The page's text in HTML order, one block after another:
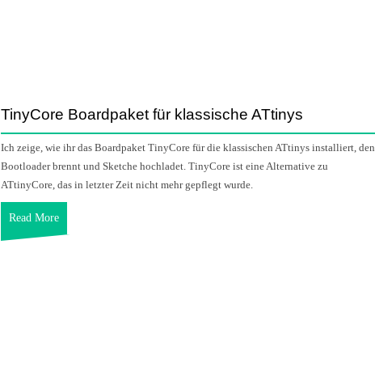
TinyCore Boardpaket für klassische ATtinys
Ich zeige, wie ihr das Boardpaket TinyCore für die klassischen ATtinys installiert, den
Bootloader brennt und Sketche hochladet. TinyCore ist eine Alternative zu
ATtinyCore, das in letzter Zeit nicht mehr gepflegt wurde.
Read More